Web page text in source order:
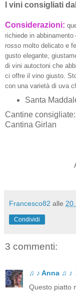
I vini consigliati
Considerazioni:
richiede in
rosso molto delicato e
gusto elegante,
di vini autoctoni che
ci offre il vino giusto.
con una varietà di uva
Santa
Cantine
Cantina Girlan
Francesco82 alle
Condividi
3 commenti:
♫ ♪ Anna ♫ ♪
Questo piatto